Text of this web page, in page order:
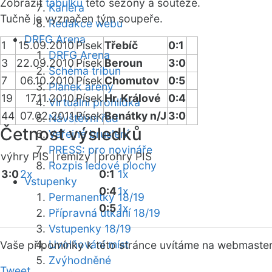
Kariéra
Redakce webu
DRFG Arena
DRFG Arena
Schéma tribun
Plánek areny
Virtuální prohlídka
Návštěvní řád
Veřejné bruslení
PRESS: pro novináře
Rozpis ledové plochy
Vstupenky
Permanentky 18/19
Přípravná utkání 18/19
Vstupenky 18/19
Uvolňování míst
Zvýhodněné
Zobrazit tabulku této sezóny a soutěže.
Tučně je vyznačen tým soupeře.
1 15.09.2010 PísekTřebíč
0:1
3
22.09.2010PísekBeroun
3:0
7
06.10.2010 Písek Chomutov
0:5
19
17.11.2010PísekHr. Králové
0:4
44 07.02.2011PísekBenátky n/J 3:0
Četnost výsledků
výhry PIS | remízy |prohry PIS
3:02x 0:1 1x
0:41x
0:51x
Vaše připomínky k této stránce uvítáme na webmaster